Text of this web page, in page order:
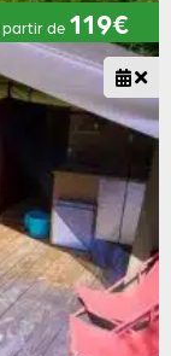
partir de 119€